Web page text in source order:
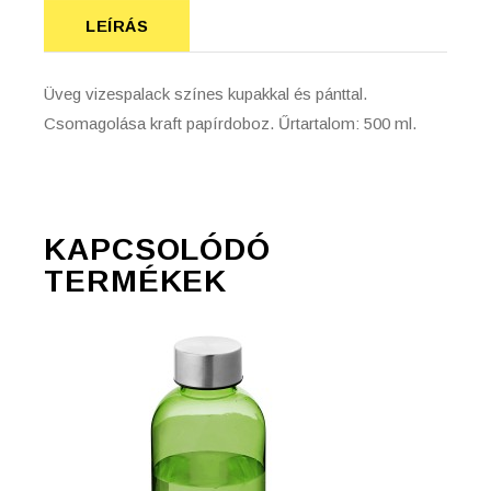
LEÍRÁS
Üveg vizespalack színes kupakkal és pánttal.
Csomagolása kraft papírdoboz. Űrtartalom: 500 ml.
KAPCSOLÓDÓ
TERMÉKEK